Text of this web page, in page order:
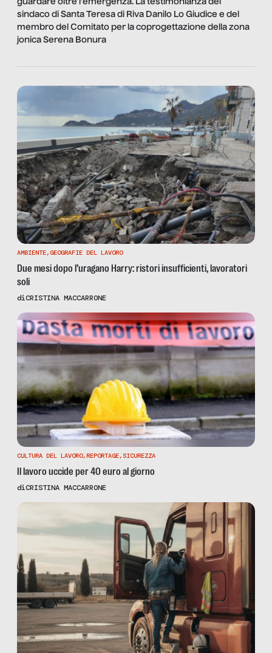
guardare oltre l’emergenza. La testimonianza del
sindaco di Santa Teresa di Riva Danilo Lo Giudice e del
membro del Comitato per la coprogettazione della zona
jonica Serena Bonura
AMBIENTE,GEOGRAFIE DEL LAVORO
Due mesi dopo l’uragano Harry: ristori insufficienti, lavoratori
soli
diCRISTINA MACCARRONE
CULTURA DEL LAVORO,REPORTAGE, SICUREZZA
Il lavoro uccide per 40 euro al giorno
diCRISTINA MACCARRONE